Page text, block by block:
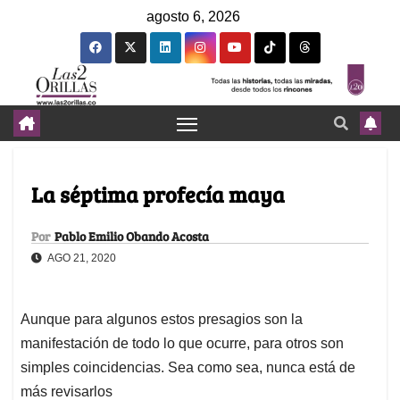
agosto 6, 2026
La séptima profecía maya
Por Pablo Emilio Obando Acosta
AGO 21, 2020
Aunque para algunos estos presagios son la
manifestación de todo lo que ocurre, para otros son
simples coincidencias. Sea como sea, nunca está de
más revisarlos